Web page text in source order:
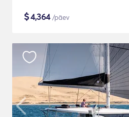
$4,364/päev